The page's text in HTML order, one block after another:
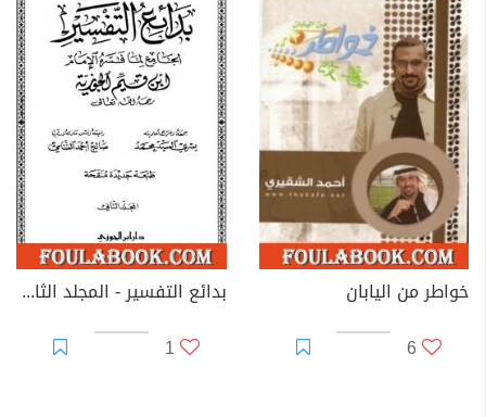
خواطر من اليابان
6
بدائع التفسير - المجلد الثاني
1